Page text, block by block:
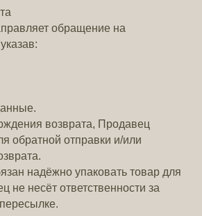
обращение на
возврата, Продавец
обратной отправки и/или
надёжно упаковать товар для
не несёт ответственности за